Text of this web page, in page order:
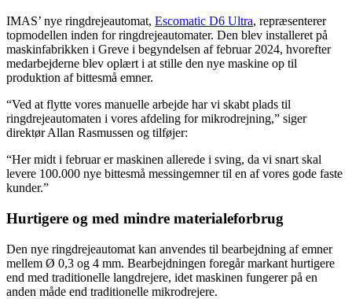
IMAS’ nye ringdrejeautomat, Escomatic D6 Ultra, repræsenterer
topmodellen inden for ringdrejeautomater. Den blev installeret på
maskinfabrikken i Greve i begyndelsen af februar 2024, hvorefter
medarbejderne blev oplært i at stille den nye maskine op til
produktion af bittesmå emner.
“Ved at flytte vores manuelle arbejde har vi skabt plads til
ringdrejeautomaten i vores afdeling for mikrodrejning,” siger
direktør Allan Rasmussen og tilføjer:
“Her midt i februar er maskinen allerede i sving, da vi snart skal
levere 100.000 nye bittesmå messingemner til en af vores gode faste
kunder.”
Hurtigere og med mindre materialeforbrug
Den nye ringdrejeautomat kan anvendes til bearbejdning af emner
mellem Ø 0,3 og 4 mm. Bearbejdningen foregår markant hurtigere
end med traditionelle langdrejere, idet maskinen fungerer på en
anden måde end traditionelle mikrodrejere.